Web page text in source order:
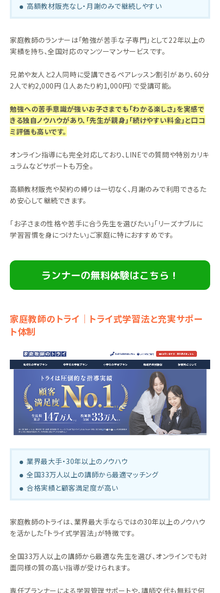
高額教材販売なし・月謝のみで継続しやすい
家庭教師のランナーは「勉強が苦手な子専門」として22年以上の
実績を持ち、全国対応のマンツーマンサービスです。
兄弟や友人と2人同時に受講できるペアレッスン割引があり、60分
2人で約2,000円（1人あたり約1,000円）で受講可能。
勉強への苦手意識が強いお子さまでも「わかる楽しさ」を実感で
きる独自ノウハウがあり、「先生が親身」「続けやすい料金」と口コ
ミ評価も高いです。
オンライン指導にも完全対応しており、LINEでの質問や特別カリキ
ュラムなどサポートも万全。
高額教材販売や契約の縛りは一切なく、月謝のみで利用できるた
め安心して継続できます。
「お子さまの性格や苦手に合う先生を選びたい」「リーズナブルに
学習習慣を身につけたい」ご家庭に特におすすめです。
ランナーの無料体験はこちら！
家庭教師のトライ｜トライ式学習法と充実サポー
ト体制
業界最大手・30年以上のノウハウ
全国33万人以上の講師から最適マッチング
合格実績と顧客満足度が高い
家庭教師のトライは、業界最大手ならではの30年以上のノウハウ
を活かした「トライ式学習法」が特徴です。
全国33万人以上の講師から最適な先生を選び、オンラインでも対
面同様の質の高い指導が受けられます。
専任プランナーによる学習管理サポートや、講師交代も無料で何